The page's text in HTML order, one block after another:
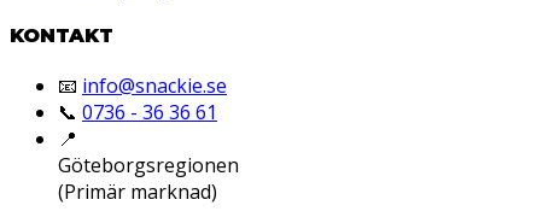
KONTAKT
📧 info@snackie.se
📞 0736 - 36 36 61
📍
Göteborgsregionen
(Primär marknad)